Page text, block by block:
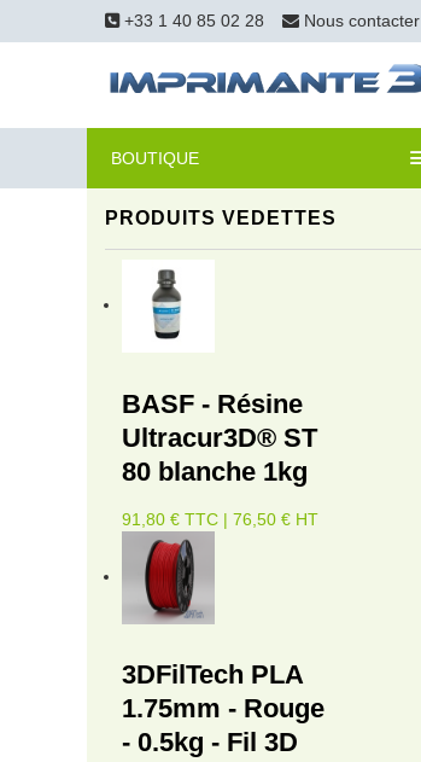
+33 1 40 85 02 28 Nous contacter
BOUTIQUE
PRODUITS VEDETTES
BASF - Résine
Ultracur3D® ST
80 blanche 1kg
91,80 € TTC | 76,50 € HT
3DFilTech PLA
1.75mm - Rouge
- 0.5kg - Fil 3D